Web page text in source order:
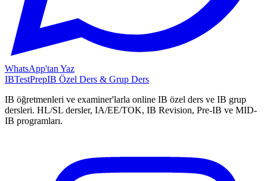
WhatsApp'tan Yaz
IBTestPrepIB Özel Ders & Grup Ders
IB öğretmenleri ve examiner'larla online IB özel ders ve IB grup
dersleri. HL/SL dersler, IA/EE/TOK, IB Revision, Pre-IB ve MID-
IB programları.